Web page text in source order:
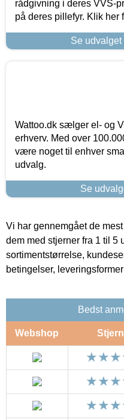
rådgivning i deres VVS-
på deres pillefyr. Klik her
Se udvalget
Wattoo.dk sælger el- og
erhverv. Med over
være noget til enhver
udvalg.
Se
Vi har gennemgået de
dem med stjerner fra 1 til 5
sortimentstørrelse,
betingelser,
Bedst
Webshop